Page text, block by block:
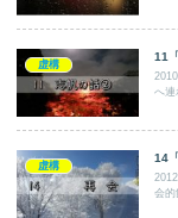
虚構
11
へ連
虚構
14
会的